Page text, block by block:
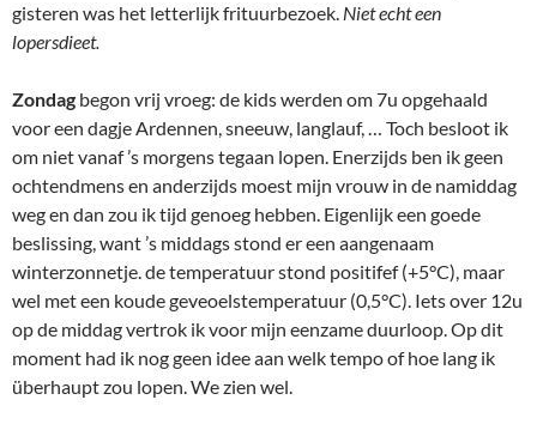
gisteren was het letterlijk frituurbezoek. Niet echt een
lopersdieet.
Zondag begon vrij vroeg: de kids werden om 7u opgehaald
voor een dagje Ardennen, sneeuw, langlauf, … Toch besloot ik
om niet vanaf ’s morgens tegaan lopen. Enerzijds ben ik geen
ochtendmens en anderzijds moest mijn vrouw in de namiddag
weg en dan zou ik tijd genoeg hebben. Eigenlijk een goede
beslissing, want ’s middags stond er een aangenaam
winterzonnetje. de temperatuur stond positifef (+5°C), maar
wel met een koude geveoelstemperatuur (0,5°C). Iets over 12u
op de middag vertrok ik voor mijn eenzame duurloop. Op dit
moment had ik nog geen idee aan welk tempo of hoe lang ik
überhaupt zou lopen. We zien wel.